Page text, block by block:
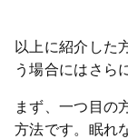
以上に紹介した
う場合にはさら
まず、一つ目の
方法です。眠れ